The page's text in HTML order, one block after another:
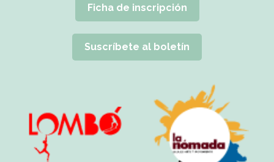
Ficha de inscripción
Suscríbete al boletín